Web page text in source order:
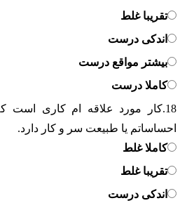
تقریبا غلط
اندکی درست
بیشتر مواقع درست
کاملا درست
18. کار مورد علاقه ام کاری است
احساساتم یا طبیعت سر و کار دارد.
کاملا غلط
تقریبا غلط
اندکی درست